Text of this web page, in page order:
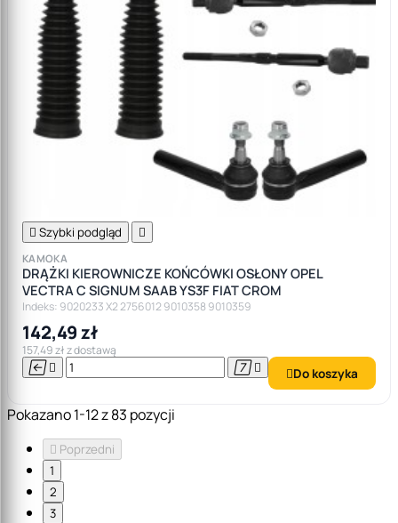
 Szybki podgląd 
KAMOKA
DRĄŻKI KIEROWNICZE KOŃCÓWKI OSŁONY OPEL
VECTRA C SIGNUM SAAB YS3F FIAT CROM
Indeks: 9020233 X2 2756012 9010358 9010359
142,49 zł
157,49 zł z dostawą
    Do koszyka
Pokazano 1-12 z 83 pozycji
 Poprzedni
1
2
3